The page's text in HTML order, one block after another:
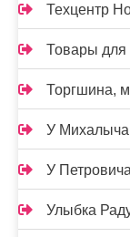
Техцентр
Товары для
Торгшина,
У
У
Улыбка